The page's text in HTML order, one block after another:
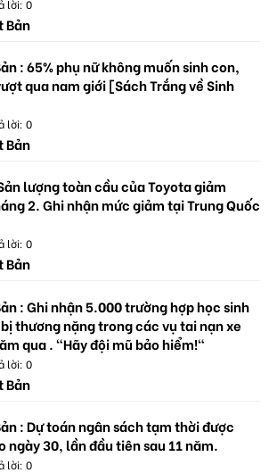
lời: 0
Bản
: 65% phụ nữ không muốn sinh con,
qua nam giới [Sách Trắng về Sinh
lời: 0
Bản
lượng toàn cầu của Toyota giảm
2. Ghi nhận mức giảm tại Trung Quốc
lời: 0
Bản
: Ghi nhận 5.000 trường hợp học sinh
thương nặng trong các vụ tai nạn xe
qua . "Hãy đội mũ bảo hiểm!"
lời: 0
Bản
: Dự toán ngân sách tạm thời được
ngày 30, lần đầu tiên sau 11 năm.
lời: 0